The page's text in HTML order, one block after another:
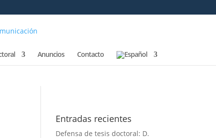
Anuncios Contacto
Entradas recientes
Defensa de tesis doctoral: D.